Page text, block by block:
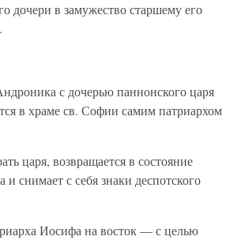
дочери в замужество старшему его
с дочерью паннонского царя
в храме св. Софии самим патриархом
царя, возвращается в состояние
и снимает с себя знаки деспотского
Иосифа на восток — с целью